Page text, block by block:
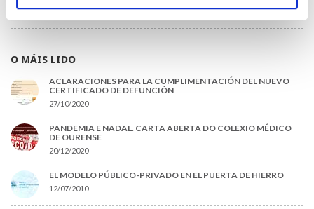
O MÁIS LIDO
ACLARACIONES PARA LA CUMPLIMENTACIÓN DEL NUEVO
CERTIFICADO DE DEFUNCIÓN
27/10/2020
PANDEMIA E NADAL. CARTA ABERTA DO COLEXIO MÉDICO
DE OURENSE
20/12/2020
EL MODELO PÚBLICO-PRIVADO EN EL PUERTA DE HIERRO
12/07/2010